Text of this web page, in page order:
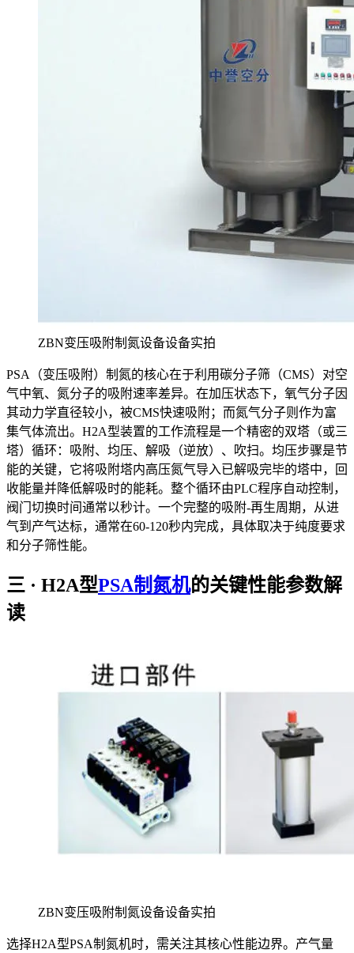
ZBN变压吸附制氮设备设备实拍
PSA（变压吸附）制氮的核心在于利用碳分子筛（CMS）对空
气中氧、氮分子的吸附速率差异。在加压状态下，氧气分子因
其动力学直径较小，被CMS快速吸附；而氮气分子则作为富
集气体流出。H2A型装置的工作流程是一个精密的双塔（或三
塔）循环：吸附、均压、解吸（逆放）、吹扫。均压步骤是节
能的关键，它将吸附塔内高压氮气导入已解吸完毕的塔中，回
收能量并降低解吸时的能耗。整个循环由PLC程序自动控制，
阀门切换时间通常以秒计。一个完整的吸附-再生周期，从进
气到产气达标，通常在60-120秒内完成，具体取决于纯度要求
和分子筛性能。
三 · H2A型PSA制氮机的关键性能参数解
读
ZBN变压吸附制氮设备设备实拍
选择H2A型PSA制氮机时，需关注其核心性能边界。产气量